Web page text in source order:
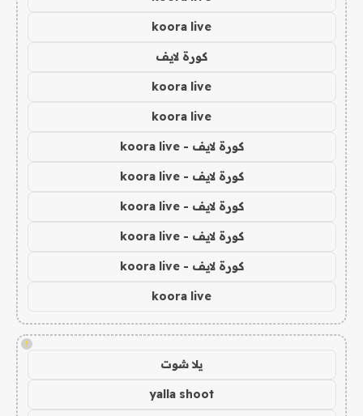
koora live
كورة لايف
koora live
koora live
كورة لايف - koora live
كورة لايف - koora live
كورة لايف - koora live
كورة لايف - koora live
كورة لايف - koora live
koora live
!
يلا شوت
yalla shoot